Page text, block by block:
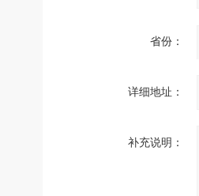
省份：
详细地址：
补充说明：